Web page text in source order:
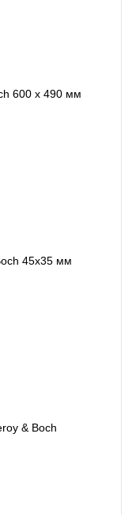
600 x 490 мм
45х35 мм
& Boch